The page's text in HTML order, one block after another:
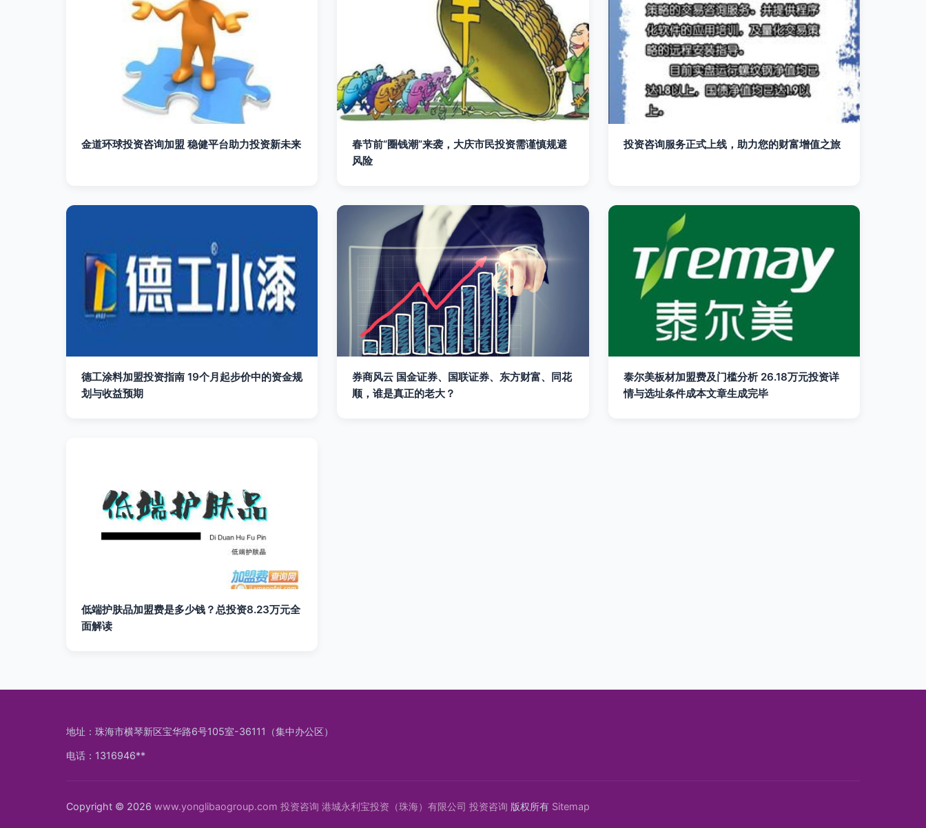
金道环球投资咨询加盟 稳健平台助力投资新未来
春节前“圈钱潮”来袭，大庆市民投资需谨慎规避
风险
投资咨询服务正式上线，助力您的财富增值之旅
德工涂料加盟投资指南 19个月起步价中的资金规
划与收益预期
券商风云 国金证券、国联证券、东方财富、同花
顺，谁是真正的老大？
泰尔美板材加盟费及门槛分析 26.18万元投资详
情与选址条件成本文章生成完毕
低端护肤品加盟费是多少钱？总投资8.23万元全
面解读
地址：珠海市横琴新区宝华路6号105室-36111（集中办公区）
电话：1316946**
Copyright © 2026 www.yonglibaogroup.com 投资咨询 港城永利宝投资（珠海）有限公司 投资咨询 版权所有 Sitemap